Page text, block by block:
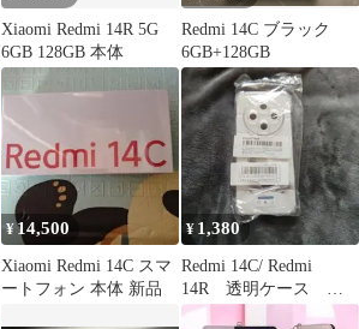
Xiaomi Redmi 14R 5G
6GB 128GB 本体
Redmi 14C ブラック
6GB+128GB
¥14,500
Xiaomi Redmi 14C スマ
ートフォン 本体 新品
¥ 1,380
Redmi 14C/ Redmi
14R 透明ケース 新
品未使用